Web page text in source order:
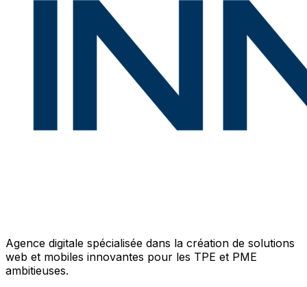
Agence digitale spécialisée dans la création de solutions
web et mobiles innovantes pour les TPE et PME
ambitieuses.